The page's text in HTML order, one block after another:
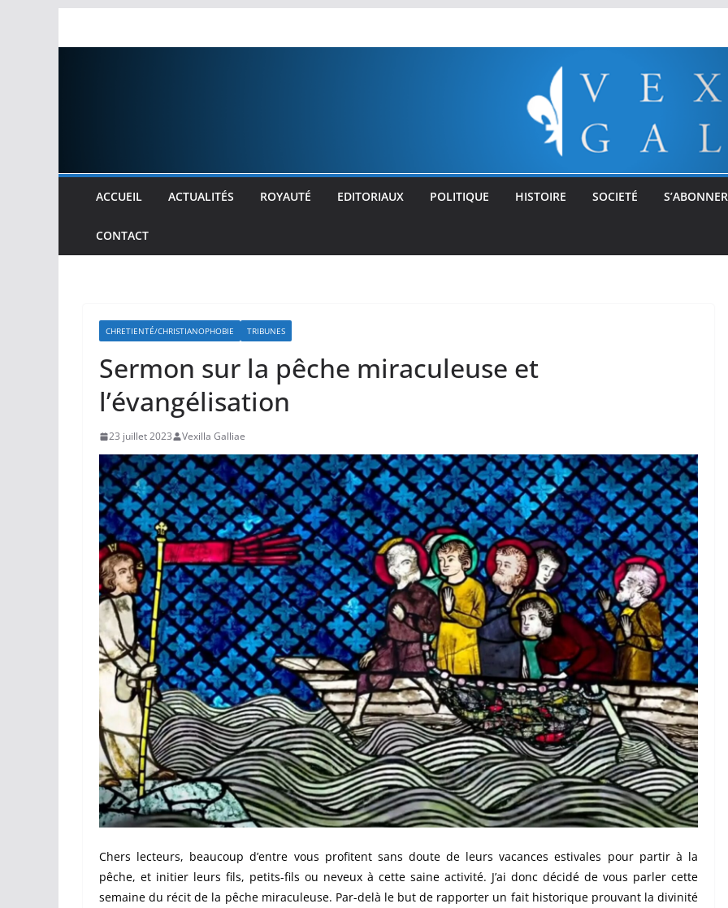
ACCUEIL ACTUALITÉS ROYAUTÉ EDITORIAUX POLITIQUE HISTOIRE SOCIETÉ
CONTACT
CHRETIENTÉ/CHRISTIANOPHOBIE TRIBUNES
Sermon sur la pêche miraculeuse et
l’évangélisation
23 juillet 2023 Vexilla Galliae
Chers lecteurs, beaucoup d’entre vous profitent sans doute de leurs vacances estivales pour partir à la
pêche, et initier leurs fils, petits-fils ou neveux à cette saine activité. J’ai donc décidé de vous parler cette
semaine du récit de la pêche miraculeuse. Par-delà le but de rapporter un fait historique prouvant la divinité